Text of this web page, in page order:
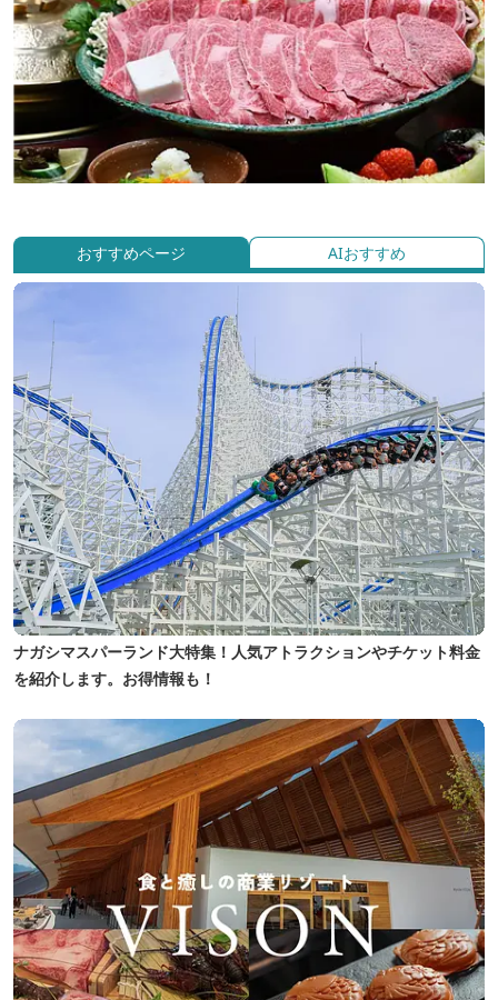
おすすめページ AIおすすめ
ナガシマスパーランド大特集！人気アトラクションやチケット料金
を紹介します。お得情報も！